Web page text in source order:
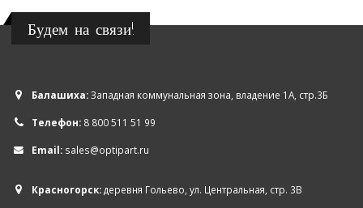
Будем на связи!
Балашиха:Западная коммунальная зона, владение 1А, стр.3Б
Телефон: 8 800 511 51 99
Email: sales@optipart.ru
Красногорск:деревня Гольево, ул. Центральная, стр. 3В